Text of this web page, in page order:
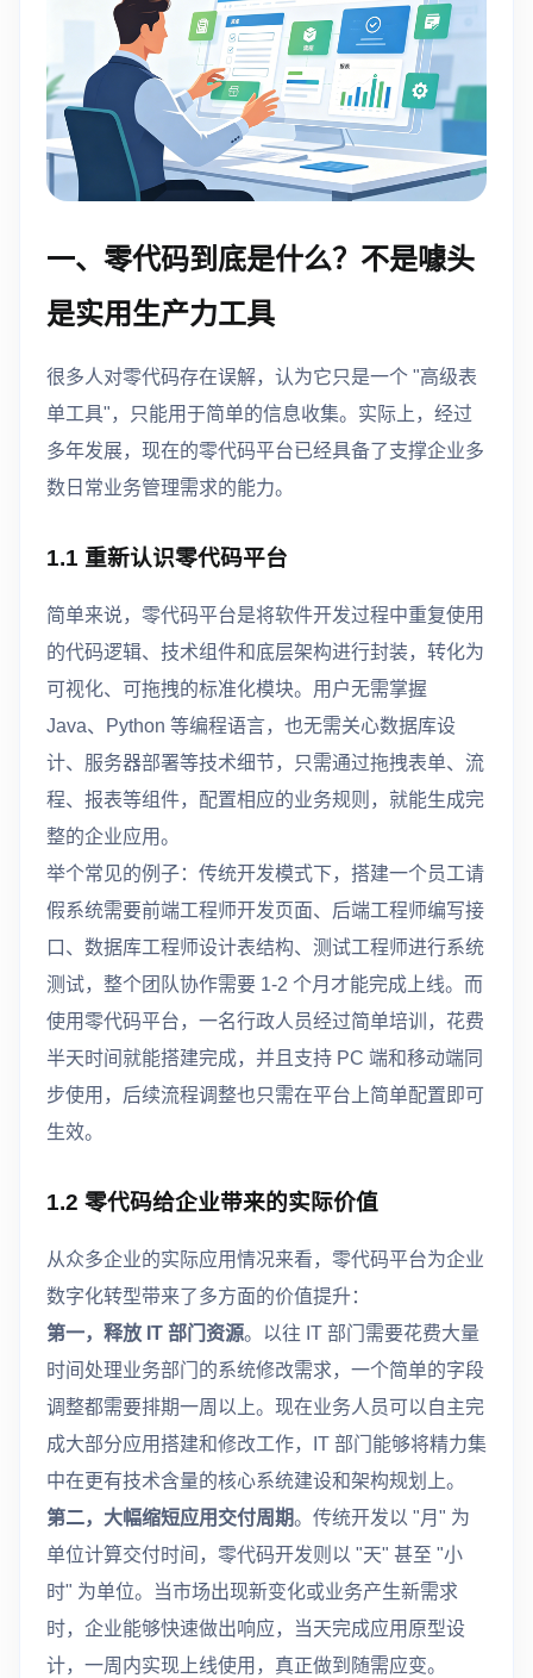
一、零代码到底是什么？不是噱头
是实用生产力工具
很多人对零代码存在误解，认为它只是一个 "高级表
单工具"，只能用于简单的信息收集。实际上，经过
多年发展，现在的零代码平台已经具备了支撑企业多
数日常业务管理需求的能力。
1.1 重新认识零代码平台
简单来说，零代码平台是将软件开发过程中重复使用
的代码逻辑、技术组件和底层架构进行封装，转化为
可视化、可拖拽的标准化模块。用户无需掌握
Java、Python 等编程语言，也无需关心数据库设
计、服务器部署等技术细节，只需通过拖拽表单、流
程、报表等组件，配置相应的业务规则，就能生成完
整的企业应用。
举个常见的例子：传统开发模式下，搭建一个员工请
假系统需要前端工程师开发页面、后端工程师编写接
口、数据库工程师设计表结构、测试工程师进行系统
测试，整个团队协作需要 1-2 个月才能完成上线。而
使用零代码平台，一名行政人员经过简单培训，花费
半天时间就能搭建完成，并且支持 PC 端和移动端同
步使用，后续流程调整也只需在平台上简单配置即可
生效。
1.2 零代码给企业带来的实际价值
从众多企业的实际应用情况来看，零代码平台为企业
数字化转型带来了多方面的价值提升：
第一，释放 IT 部门资源。以往 IT 部门需要花费大量
时间处理业务部门的系统修改需求，一个简单的字段
调整都需要排期一周以上。现在业务人员可以自主完
成大部分应用搭建和修改工作，IT 部门能够将精力集
中在更有技术含量的核心系统建设和架构规划上。
第二，大幅缩短应用交付周期。传统开发以 "月" 为
单位计算交付时间，零代码开发则以 "天" 甚至 "小
时" 为单位。当市场出现新变化或业务产生新需求
时，企业能够快速做出响应，当天完成应用原型设
计，一周内实现上线使用，真正做到随需应变。